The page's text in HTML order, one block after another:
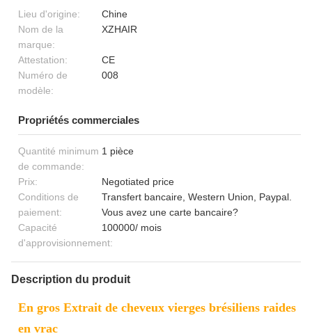
Lieu d'origine:
Chine
Nom de la
marque:
XZHAIR
Attestation:
CE
Numéro de
modèle:
008
Propriétés commerciales
Quantité minimum
de commande:
1 pièce
Prix:
Negotiated price
Conditions de
paiement:
Transfert bancaire, Western Union, Paypal.
Vous avez une carte bancaire?
Capacité
d'approvisionnement:
100000/ mois
Description du produit
En gros Extrait de cheveux vierges brésiliens raides
en vrac